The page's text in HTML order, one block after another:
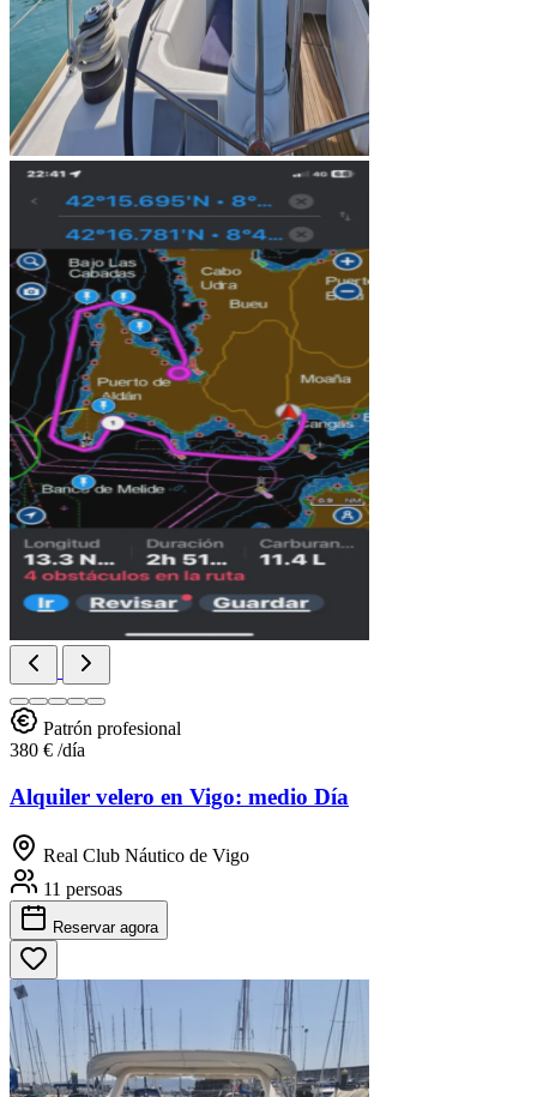
Patrón profesional
380 € /día
Alquiler velero en Vigo: medio Día
Real Club Náutico de Vigo
11 persoas
Reservar agora